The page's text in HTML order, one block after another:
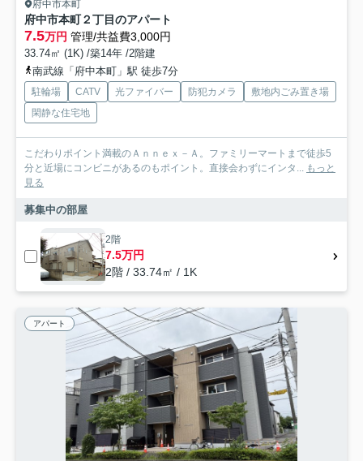
府中市本町
府中市本町２丁目のアパート
7.5万円 管理/共益費3,000円
33.74㎡ (1K) /築14年 /2階建
南武線「府中本町」駅 徒歩7分
駐輪場 CATV 光ファイバー 防犯カメラ
敷地内ごみ置き場
閑静な住宅地
こだわりポイント満載のＡｎｎｅｘ－Ａ。ファミリーマートまで徒歩5
分と近場にコンビニがあるのもポイント。直接会わずにインタ... もっと
見る
募集中の部屋
2階
7.5万円
2階 / 33.74㎡ / 1K
アパート